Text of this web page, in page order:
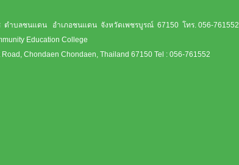
ำบลชนแดน อำเภอชนแดน จังหวัดเพชรบูรณ์ 67150 โทร. 056-761552
Education College
Chondaen Chondaen, Thailand 67150 Tel : 056-761552